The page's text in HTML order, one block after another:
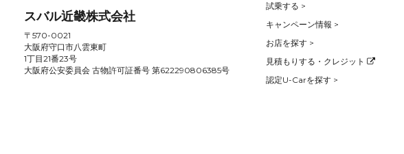
スバル近畿株式会社
〒570-0021
大阪府守口市八雲東町
1丁目21番23号
大阪府公安委員会 古物許可証番号 第622290806385号
試乗する >
キャンペーン情報 >
お店を探す >
見積もりする・クレジット
認定U-Carを探す >